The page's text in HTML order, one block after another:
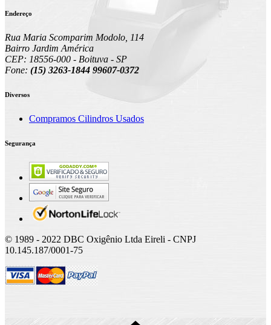
Endereço
Rua Maria Scomparim Modolo, 114
Bairro Jardim América
CEP: 18556-000 - Boituva - SP
Fone: (15) 3263-1844 99607-0372
Diversos
Compramos Cilindros Usados
Segurança
© 1989 - 2022 DBC Oxigênio Ltda Eireli - CNPJ
10.145.187/0001-75